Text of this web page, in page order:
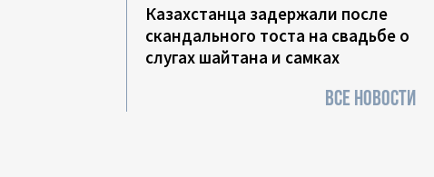
Казахстанца задержали после
скандального тоста на свадьбе о
слугах шайтана и самках
ВСЕ НОВОСТИ